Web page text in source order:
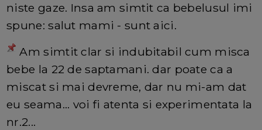
niste gaze. Insa am simtit ca bebelusul imi
spune: salut mami - sunt aici.
Am simtit clar si indubitabil cum misca
bebe la 22 de saptamani. dar poate ca a
miscat si mai devreme, dar nu mi-am dat
eu seama... voi fi atenta si experimentata la
nr.2...